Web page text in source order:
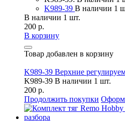
K989-39 В наличии 1
В наличии 1 шт.
200 р.
В корзину
Товар добавлен в корзину
K989-39 Верхние
K989-39 В наличии 1 шт.
200 р.
Продолжить покупки